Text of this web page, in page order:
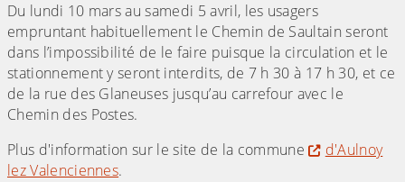
Du lundi 10 mars au samedi 5 avril, les usagers
empruntant habituellement le Chemin de Saultain seront
dans l’impossibilité de le faire puisque la circulation et le
stationnement y seront interdits, de 7 h 30 à 17 h 30, et ce
de la rue des Glaneuses jusqu’au carrefour avec le
Chemin des Postes.
Plus d'information sur le site de la commune
d'Aulnoy
lez Valenciennes.